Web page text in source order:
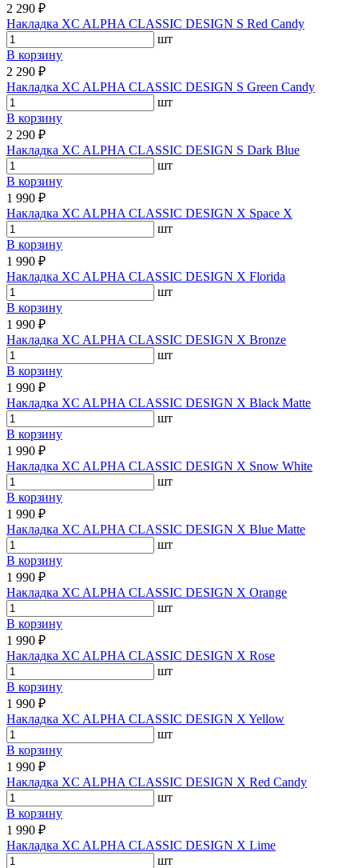
2 290 ₽
Накладка XC ALPHA CLASSIC DESIGN S Red Candy
шт
В корзину
2 290 ₽
Накладка XC ALPHA CLASSIC DESIGN S Green Candy
шт
В корзину
2 290 ₽
Накладка XC ALPHA CLASSIC DESIGN S Dark Blue
шт
В корзину
1 990 ₽
Накладка XC ALPHA CLASSIC DESIGN X Space X
шт
В корзину
1 990 ₽
Накладка XC ALPHA CLASSIC DESIGN X Florida
шт
В корзину
1 990 ₽
Накладка XC ALPHA CLASSIC DESIGN X Bronze
шт
В корзину
1 990 ₽
Накладка XC ALPHA CLASSIC DESIGN X Black Matte
шт
В корзину
1 990 ₽
Накладка XC ALPHA CLASSIC DESIGN X Snow White
шт
В корзину
1 990 ₽
Накладка XC ALPHA CLASSIC DESIGN X Blue Matte
шт
В корзину
1 990 ₽
Накладка XC ALPHA CLASSIC DESIGN X Orange
шт
В корзину
1 990 ₽
Накладка XC ALPHA CLASSIC DESIGN X Rose
шт
В корзину
1 990 ₽
Накладка XC ALPHA CLASSIC DESIGN X Yellow
шт
В корзину
1 990 ₽
Накладка XC ALPHA CLASSIC DESIGN X Red Candy
шт
В корзину
1 990 ₽
Накладка XC ALPHA CLASSIC DESIGN X Lime
шт